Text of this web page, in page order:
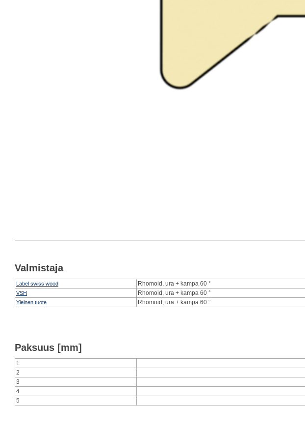
Valmistaja
Label swiss wood Rhomoid, ura + kampa 60 °
VSH Rhomoid, ura + kampa 60 °
Yleinen tuote Rhomoid, ura + kampa 60 °
Paksuus [mm]
1
2
3
4
5